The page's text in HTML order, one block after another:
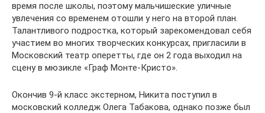
время после школы, поэтому мальчишеские уличные
увлечения со временем отошли у него на второй план.
Талантливого подростка, который зарекомендовал себя
участием во многих творческих конкурсах, пригласили в
Московский театр оперетты, где он 2 года выходил на
сцену в мюзикле «Граф Монте-Кристо».
Окончив 9-й класс экстерном, Никита поступил в
московский колледж Олега Табакова, однако позже был